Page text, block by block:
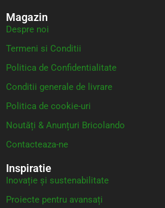
Magazin
Despre noi
Termeni si Conditii
Politica de Confidentialitate
Conditii generale de livrare
Politica de cookie-uri
Noutăți & Anunțuri Bricolando
Contacteaza-ne
Inspiratie
Inovație și sustenabilitate
Proiecte pentru avansați